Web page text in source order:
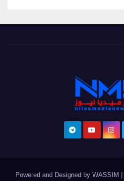
Powered and Designed by WASSIM |